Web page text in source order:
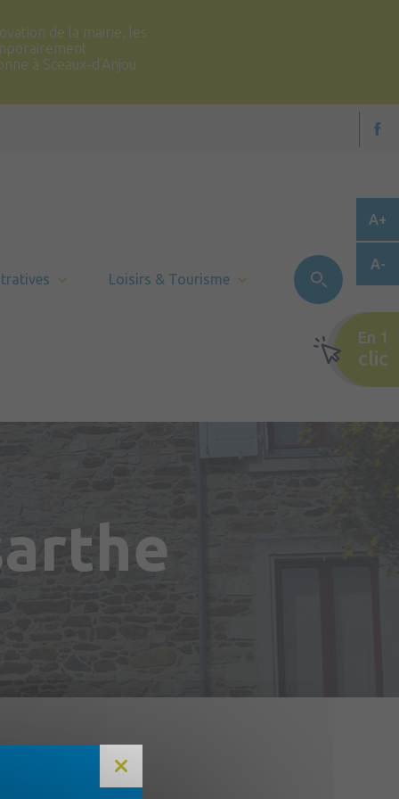
de la mairie, les
à Sceaux-d’Anjou
Loisirs & Tourisme
A+
A-
En 1
clic